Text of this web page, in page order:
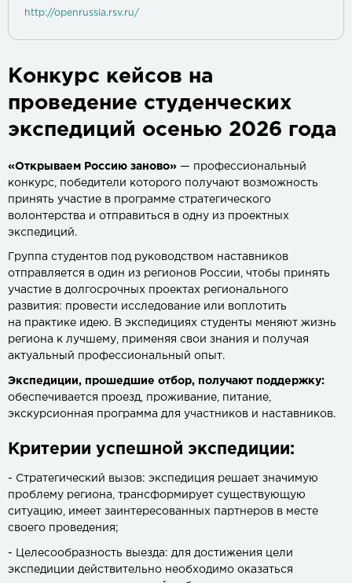
http://openrussia.rsv.ru/
Конкурс кейсов на
проведение студенческих
экспедиций осенью 2026 года
«Открываем Россию заново» — профессиональный
конкурс, победители которого получают возможность
принять участие в программе стратегического
волонтерства и отправиться в одну из проектных
экспедиций.
Группа студентов под руководством наставников
отправляется в один из регионов России, чтобы принять
участие в долгосрочных проектах регионального
развития: провести исследование или воплотить
на практике идею. В экспедициях студенты меняют жизнь
региона к лучшему, применяя свои знания и получая
актуальный профессиональный опыт.
Экспедиции, прошедшие отбор, получают поддержку:
обеспечивается проезд, проживание, питание,
экскурсионная программа для участников и наставников.
Критерии успешной экспедиции:
- Стратегический вызов: экспедиция решает значимую
проблему региона, трансформирует существующую
ситуацию, имеет заинтересованных партнеров в месте
своего проведения;
- Целесообразность выезда: для достижения цели
экспедиции действительно необходимо оказаться